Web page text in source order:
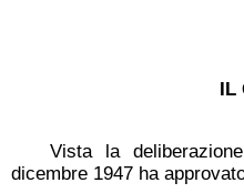
IL
Vista la
dicembre 1947 ha